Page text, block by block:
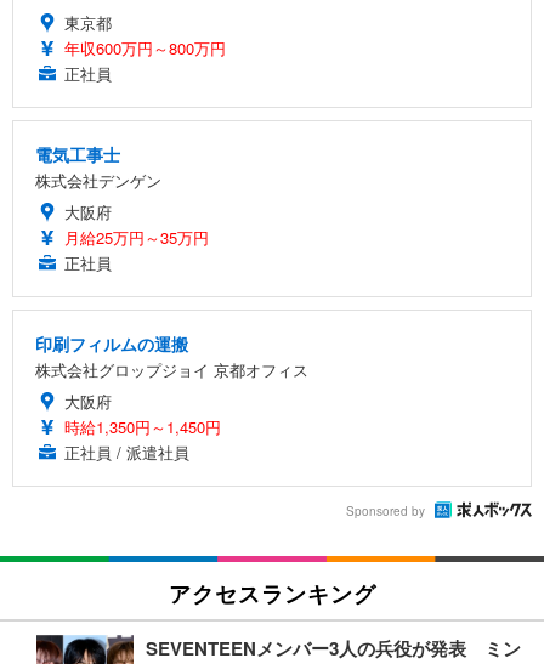
東京都
年収600万円～800万円
正社員
電気工事士
株式会社デンゲン
大阪府
月給25万円～35万円
正社員
印刷フィルムの運搬
株式会社グロップジョイ 京都オフィス
大阪府
時給1,350円～1,450円
正社員 / 派遣社員
Sponsored by
アクセスランキング
SEVENTEENメンバー3人の兵役が発表 ミン